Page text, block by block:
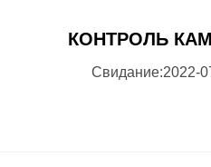
КОНТРОЛЬ
Свидание:2022-